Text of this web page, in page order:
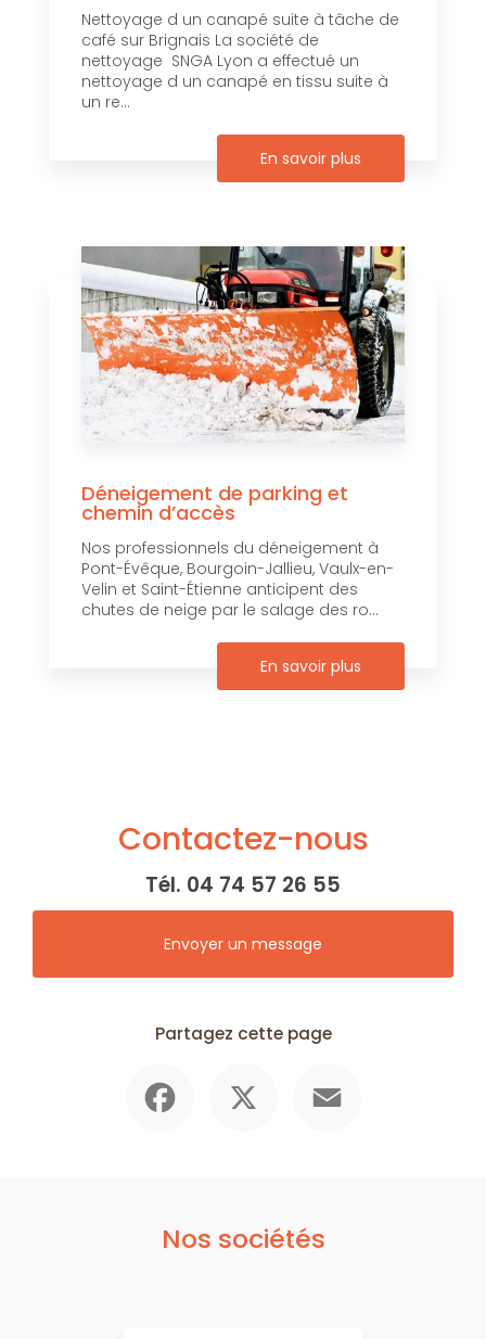
Nettoyage d un canapé suite à tâche de
café sur Brignais La société de
nettoyage SNGA Lyon a effectué un
nettoyage d un canapé en tissu suite à
un re...
En savoir plus
Déneigement de parking et
chemin d’accès
Nos professionnels du déneigement à
Pont-Évêque, Bourgoin-Jallieu, Vaulx-en-
Velin et Saint-Étienne anticipent des
chutes de neige par le salage des ro...
En savoir plus
Contactez-nous
Tél. 04 74 57 26 55
Envoyer un message
Partagez cette page
Nos sociétés